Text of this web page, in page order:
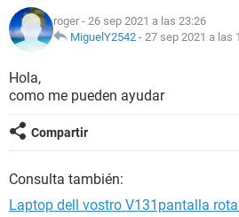
roger - 26 sep 2021 a las 23:26
MiguelY2542 - 27 sep 2021 a las
Hola,
como me pueden ayudar
Compartir
Consulta también:
Laptop dell vostro V131pantalla